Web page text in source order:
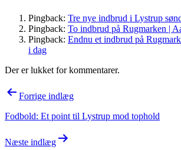
Pingback: Tre nye indbrud i Lystrup
Pingback: To indbrud på Rugmarken |
Pingback: Endnu et indbrud på
i dag
Der er lukket for kommentarer.
Indlægsnavigation
Forrige indlæg
Fodbold: Et point til Lystrup mod tophold
Næste indlæg